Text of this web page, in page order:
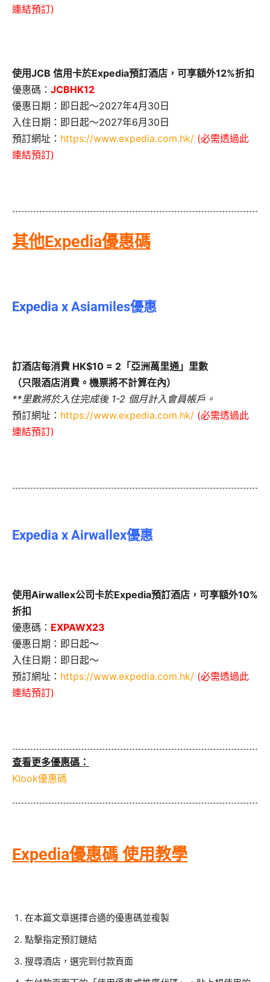
連結預訂)
使用JCB 信用卡於Expedia預訂酒店，可享額外12%折扣
優惠碼： JCBHK12
優惠日期：即日起～2027年4月30日
入住日期：即日起～2027年6月30日
預訂網址： https://www.expedia.com.hk/ (必需透過此
連結預訂)
其他Expedia優惠碼
Expedia x Asiamiles優惠
訂酒店每消費 HK$10 = 2「亞洲萬里通」里數
（只限酒店消費。機票將不計算在內）
**里數將於入住完成後 1-2 個月計入會員帳戶。
預訂網址： https://www.expedia.com.hk/ (必需透過此
連結預訂)
Expedia x Airwallex優惠
使用Airwallex公司卡於Expedia預訂酒店，可享額外10%
折扣
優惠碼： EXPAWX23
優惠日期：即日起～
入住日期：即日起～
預訂網址： https://www.expedia.com.hk/ (必需透過此
連結預訂)
查看更多優惠碼：
Klook優惠碼
Expedia優惠碼 使用教學
在本篇文章選擇合適的優惠碼並複製
點擊指定預訂鏈結
搜尋酒店，選完到付款頁面